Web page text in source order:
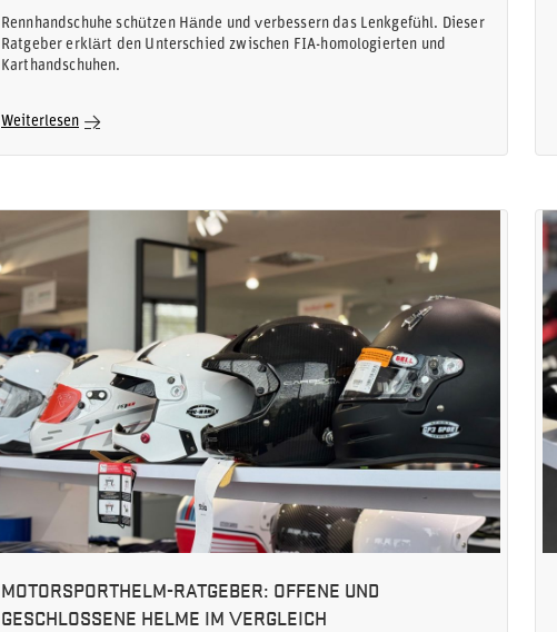
Rennhandschuhe schützen Hände und verbessern das Lenkgefühl. Dieser
Ratgeber erklärt den Unterschied zwischen FIA-homologierten und
Karthandschuhen.
Weiterlesen
MOTORSPORTHELM-RATGEBER: OFFENE UND
GESCHLOSSENE HELME IM VERGLEICH